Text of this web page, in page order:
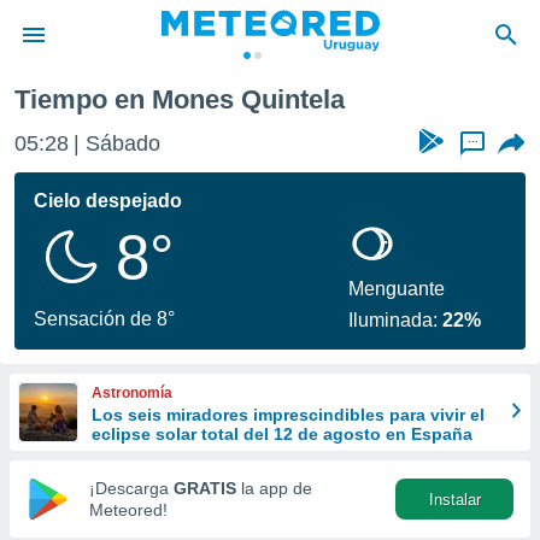
de
ha
calidad.
a este
las
y
forma
digital
basada
Tiempo en Mones Quintela
05:28 Sábado ...
Cielo despejado
8°
Sensación de 8°
Menguante
Iluminada:22%
Astronomía
Los seis miradores imprescindibles para vivir el
eclipse solar total del 12 de agosto en España
¡Descarga GRATIS la app de
Meteored!
Instalar